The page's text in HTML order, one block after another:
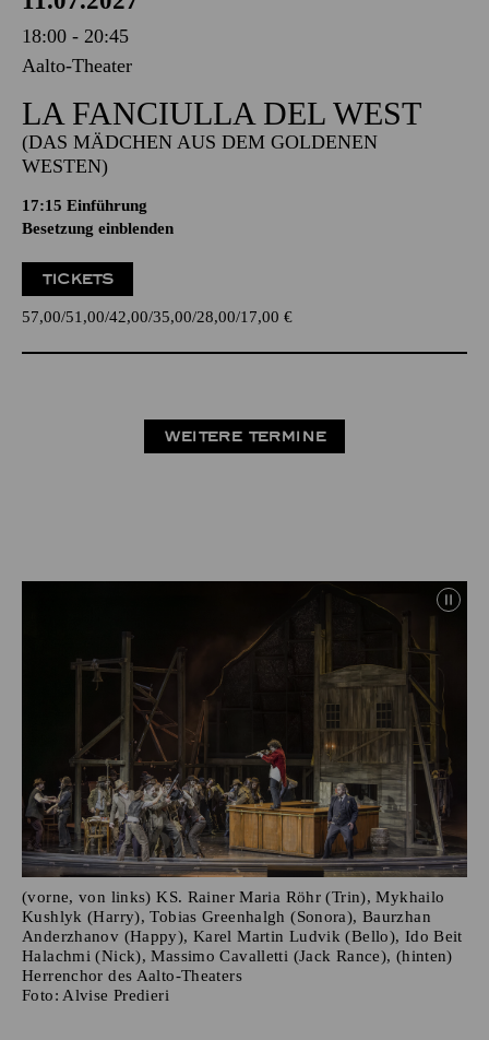
18:00 - 20:45
Aalto-Theater
LA FANCIULLA DEL WEST
(DAS MÄDCHEN AUS DEM GOLDENEN
WESTEN)
17:15 Einführung
Besetzung einblenden
TICKETS
57,00 51,00 42,00 35,00 28,00 17,00 €
WEITERE TERMINE
(vorne, von links) KS. Rainer Maria Röhr (Trin), Mykhailo
Kushlyk (Harry), Tobias Greenhalgh (Sonora), Baurzhan
Anderzhanov (Happy), Karel Martin Ludvik (Bello), Ido Beit
Halachmi (Nick), Massimo Cavalletti (Jack Rance), (hinten)
Herrenchor des Aalto-Theaters
Foto: Alvise Predieri